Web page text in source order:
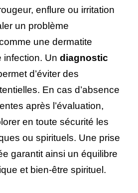
enflure ou irritation
un problème
une dermatite
infection. Un diagnostic
d’éviter des
En cas d’absence
après l’évaluation,
en toute sécurité les
ou spirituels. Une prise
garantit ainsi un équilibre
et bien-être spirituel.